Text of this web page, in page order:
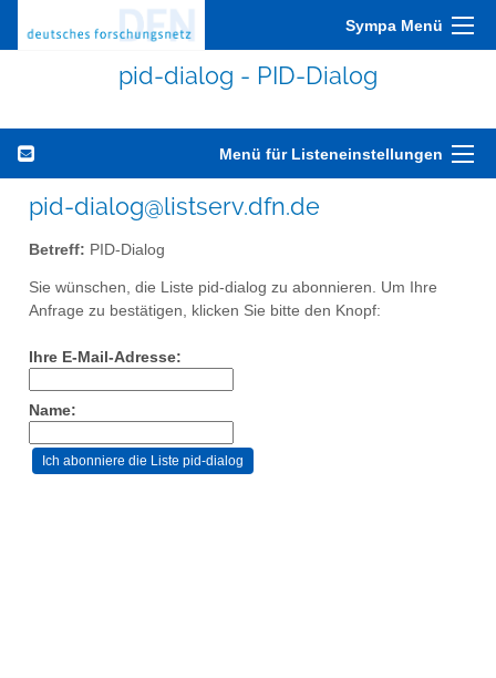
Sympa Menü
pid-dialog - PID-Dialog
Menü für Listeneinstellungen
pid-dialog@listserv.dfn.de
Betreff: PID-Dialog
Sie wünschen, die Liste pid-dialog zu abonnieren. Um Ihre
Anfrage zu bestätigen, klicken Sie bitte den Knopf:
Ihre E-Mail-Adresse:
Name: